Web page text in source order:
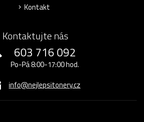
Kontakt
Kontaktujte nás
603 716 092
Po-Pá 8:00-17:00 hod.
info@nejlepsitonery.cz